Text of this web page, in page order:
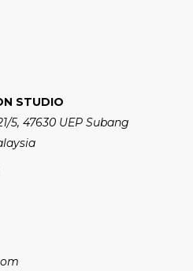
STUDIO
5, 47630 UEP Subang